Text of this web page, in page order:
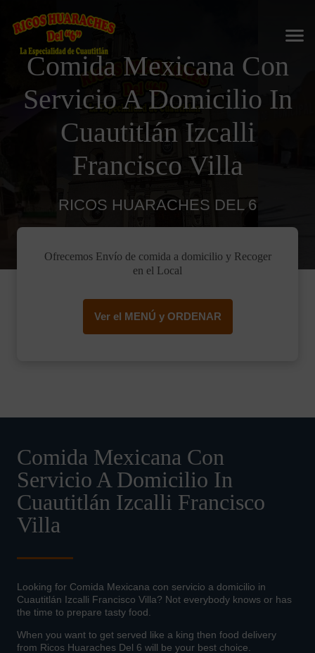
Comida Mexicana Con
Servicio A Domicilio In
Cuautitlán Izcalli
Francisco Villa
RICOS HUARACHES DEL 6
Ofrecemos Envío de comida a domicilio y Recoger
en el Local
Ver el MENÚ y ORDENAR
Comida Mexicana Con
Servicio A Domicilio In
Cuautitlán Izcalli Francisco
Villa
Looking for Comida Mexicana con servicio a domicilio in
Cuautitlán Izcalli Francisco Villa? Not everybody knows or has
the time to prepare tasty food.
When you want to get served like a king then food delivery
from Ricos Huaraches Del 6 will be your best choice.